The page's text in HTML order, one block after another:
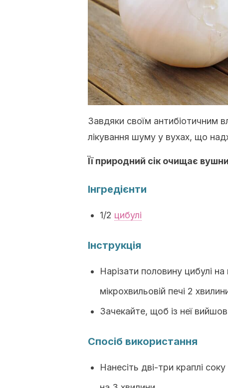
Завдяки своїм антибіотичним
лікування шуму у вухах, що
Її природний сік очищає
Інгредієнти
1/2 цибулі
Інструкція
Нарізати половину цибулі
мікрохвильовій печі 2
Зачекайте, щоб із неї вийшов
Спосіб використання
Нанесіть дві-три краплі